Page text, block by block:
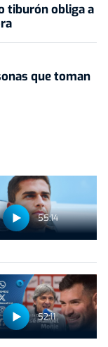
tiburón obliga a
que toman
55:14
52:11